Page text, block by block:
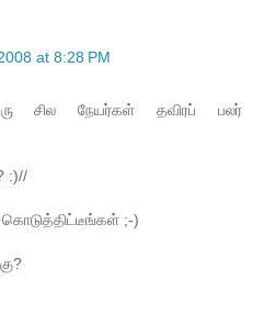
at 8:28 PM
சில நேயர்கள் தவிரப் பலர்
:)//
;-)